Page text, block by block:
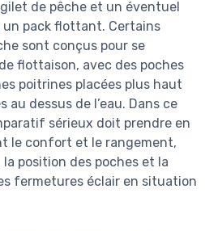
de pêche et un éventuel
pack flottant. Certains
sont conçus pour se
flottaison, avec des poches
poitrines placées plus haut
au dessus de l’eau. Dans ce
sérieux doit prendre en
le confort et le rangement,
position des poches et la
fermetures éclair en situation